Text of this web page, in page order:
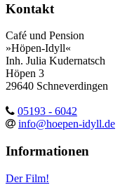
Kontakt
Café und Pension
»Höpen-Idyll«
Inh. Julia Kudernatsch
Höpen 3
29640 Schneverdingen
05193 - 6042
info@hoepen-idyll.de
Informationen
Der Film!